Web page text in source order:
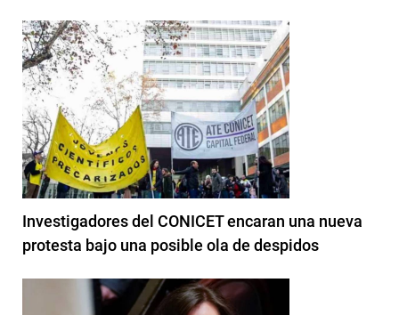
Investigadores del CONICET encaran una nueva
protesta bajo una posible ola de despidos